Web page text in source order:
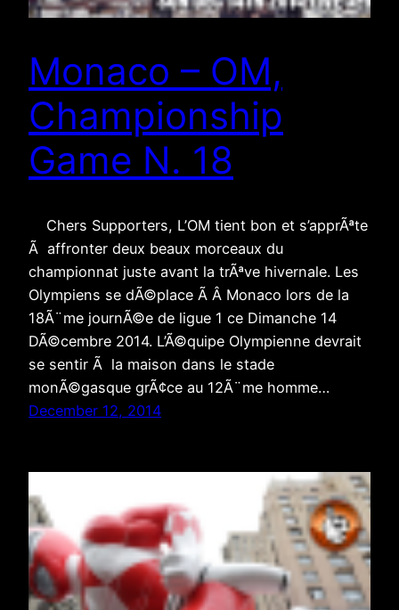
Monaco – OM,
Championship
Game N. 18
Chers Supporters, L’OM tient bon et s’apprÃªte
Ã affronter deux beaux morceaux du
championnat juste avant la trÃªve hivernale. Les
Olympiens se dÃ©place Ã Â Monaco lors de la
18Ã¨me journÃ©e de ligue 1 ce Dimanche 14
DÃ©cembre 2014. L’Ã©quipe Olympienne devrait
se sentir Ã la maison dans le stade
monÃ©gasque grÃ¢ce au 12Ã¨me homme…
December 12, 2014